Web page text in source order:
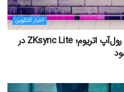
اخبار آلتکوین
بازنشستگی نخستین زی‌کی رول‌آپ اتریوم؛ ZKsync Lite در